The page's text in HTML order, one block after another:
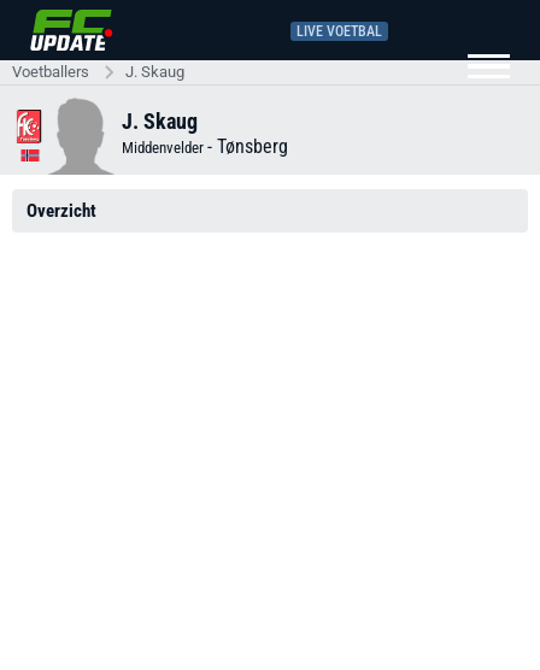
LIVE VOETBAL
Voetballers J. Skaug
J. Skaug
Middenvelder - Tønsberg
Overzicht